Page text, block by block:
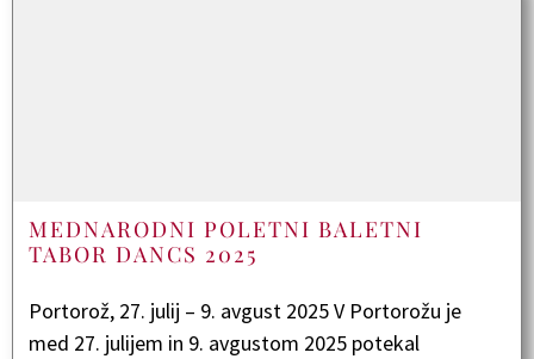
MEDNARODNI POLETNI BALETNI
TABOR DANCS 2025
Portorož, 27. julij – 9. avgust 2025 V Portorožu je
med 27. julijem in 9. avgustom 2025 potekal